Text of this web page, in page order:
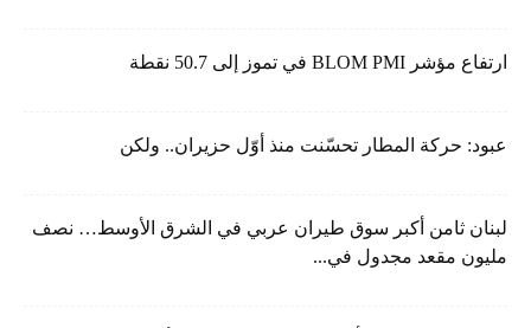
ارتفاع مؤشر BLOM PMI في تموز إلى 50.7 نقطة
عبود: حركة المطار تحسّنت منذ أوّل حزيران.. ولكن
لبنان ثامن أكبر سوق طيران عربي في الشرق الأوسط… نصف
مليون مقعد مجدول في...